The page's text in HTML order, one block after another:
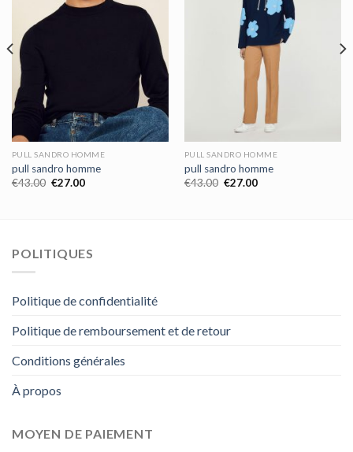
PULL SANDRO HOMME
pull sandro homme
€43.00 €27.00
PULL SANDRO HOMME
pull sandro homme
€43.00 €27.00
POLITIQUES
Politique de confidentialité
Politique de remboursement et de retour
Conditions générales
À propos
MOYEN DE PAIEMENT